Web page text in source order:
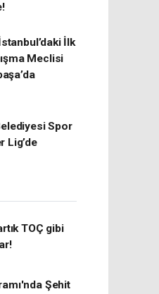
İlk
Meclisi
Spor
Lig’de
TOÇ gibi
Şehit